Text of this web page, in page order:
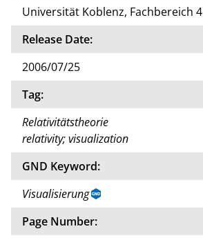
Universität Koblenz, Fachbereich 4
Release Date:
2006/07/25
Tag:
Relativitätstheorie
relativity; visualization
GND Keyword:
Visualisierung
Page Number: